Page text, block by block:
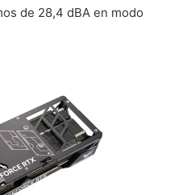
de 28,4 dBA en modo